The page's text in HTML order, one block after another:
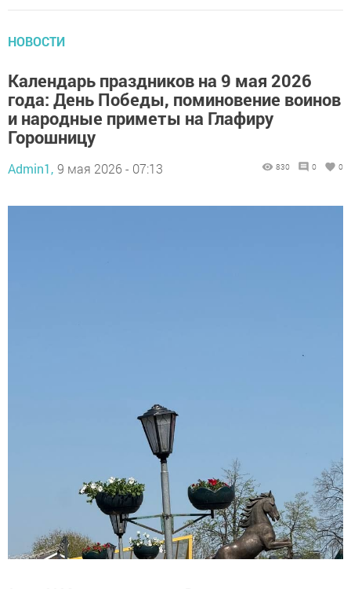
НОВОСТИ
Календарь праздников на 9 мая 2026
года: День Победы, поминовение воинов
и народные приметы на Глафиру
Горошницу
Admin1, 9 мая 2026 - 07:13 830 0 0